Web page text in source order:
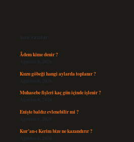
Son Yazılar
Âdem kime denir ?
Ağustos 9, 2026
Kuzu göbeği hangi aylarda toplanır ?
Ağustos 8, 2026
Muhasebe fişleri kaç gün içinde işlenir ?
Ağustos 8, 2026
Enişte baldız evlenebilir mi ?
Ağustos 6, 2026
Kur’an-ı Kerim bize ne kazandırır ?
Ağustos 6, 2026